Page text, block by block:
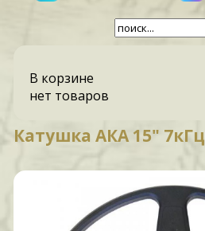
В корзине
нет товаров
Катушка АКА 15" 7кГц